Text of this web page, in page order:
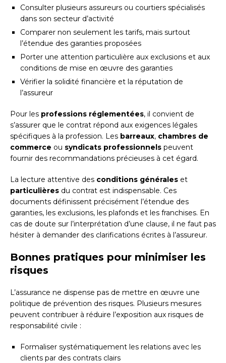
Consulter plusieurs assureurs ou courtiers spécialisés
dans son secteur d’activité
Comparer non seulement les tarifs, mais surtout
l’étendue des garanties proposées
Porter une attention particulière aux exclusions et aux
conditions de mise en œuvre des garanties
Vérifier la solidité financière et la réputation de
l’assureur
Pour les professions réglementées, il convient de
s’assurer que le contrat répond aux exigences légales
spécifiques à la profession. Les barreaux, chambres de
commerce ou syndicats professionnels peuvent
fournir des recommandations précieuses à cet égard.
La lecture attentive des conditions générales et
particulières du contrat est indispensable. Ces
documents définissent précisément l’étendue des
garanties, les exclusions, les plafonds et les franchises. En
cas de doute sur l’interprétation d’une clause, il ne faut pas
hésiter à demander des clarifications écrites à l’assureur.
Bonnes pratiques pour minimiser les
risques
L’assurance ne dispense pas de mettre en œuvre une
politique de prévention des risques. Plusieurs mesures
peuvent contribuer à réduire l’exposition aux risques de
responsabilité civile :
Formaliser systématiquement les relations avec les
clients par des contrats clairs